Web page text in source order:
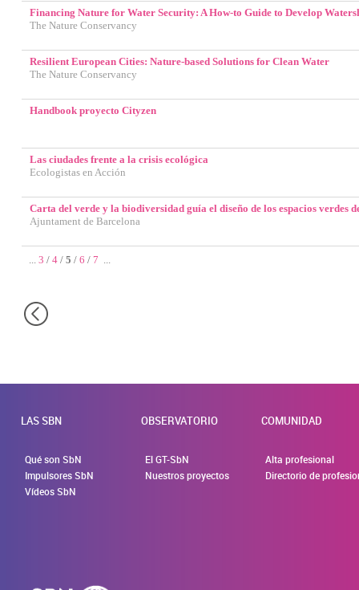
Financing Nature for Water Security: A How-to Guide to Develop
The Nature Conservancy
Resilient European Cities: Nature-based Solutions for Clean Water
The Nature Conservancy
Handbook proyecto Cityzen
Las ciudades frente a la crisis ecológica
Ecologistas en Acción
Carta del verde y la biodiversidad guía el diseño de los espacios verdes
Ajuntament de Barcelona
3 / 4 / 5 / 6 / 7
LAS SBN
Qué son SbN
Impulsores SbN
Vídeos SbN
OBSERVATORIO
El GT-SbN
Nuestros proyectos
COMUNIDAD
Alta profesional
Directorio de